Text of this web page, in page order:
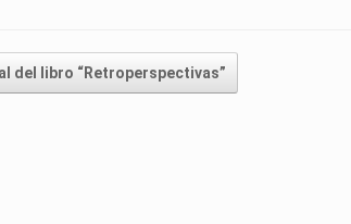
del libro “Retroperspectivas”